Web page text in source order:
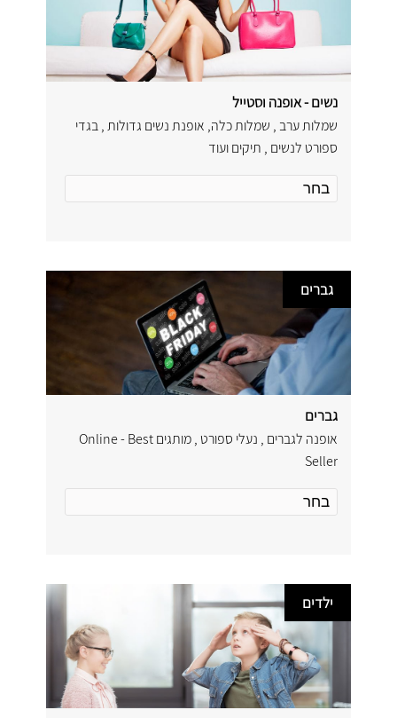
נשים - אופנה וסטייל
שמלות ערב , שמלות כלה, אופנת נשים גדולות , בגדי
ספורט לנשים , תיקים ועוד
גברים
גברים
אופנה לגברים , נעלי ספורט , מותגים Online - Best
Seller
ילדים